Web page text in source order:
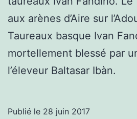
aux arènes d’Aire sur
Taureaux basque Ivan
mortellement blessé par
l’éleveur Baltasar Ibàn.
Publié le 28 juin 2017